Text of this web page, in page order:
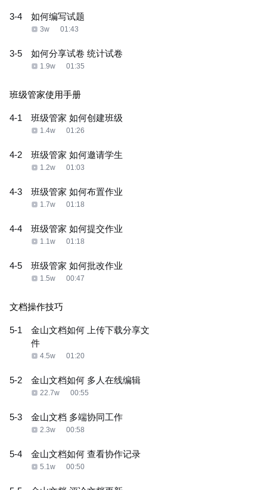
3-4 如何编写试题
3w 01:43
3-5 如何分享试卷 统计试卷
1.9w 01:35
班级管家使用手册
4-1 班级管家 如何创建班级
1.4w 01:26
4-2 班级管家 如何邀请学生
1.2w 01:03
4-3 班级管家 如何布置作业
1.7w 01:18
4-4 班级管家 如何提交作业
1.1w 01:18
4-5 班级管家 如何批改作业
1.5w 00:47
文档操作技巧
5-1
金山文档如何 上传下载分享文
件
4.5w 01:20
5-2 金山文档如何 多人在线编辑
22.7w 00:55
5-3 金山文档 多端协同工作
2.3w 00:58
5-4 金山文档如何 查看协作记录
5.1w 00:50